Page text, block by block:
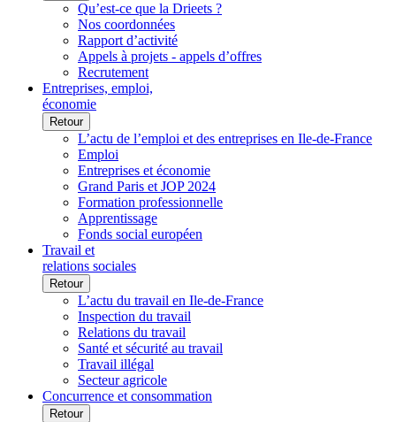
Qu’est-ce que la Drieets ?
Nos coordonnées
Rapport d’activité
Appels à projets - appels d’offres
Recrutement
Entreprises, emploi,
économie
Retour
L’actu de l’emploi et des entreprises en Ile-de-France
Emploi
Entreprises et économie
Grand Paris et JOP 2024
Formation professionnelle
Apprentissage
Fonds social européen
Travail et
relations sociales
Retour
L’actu du travail en Ile-de-France
Inspection du travail
Relations du travail
Santé et sécurité au travail
Travail illégal
Secteur agricole
Concurrence et consommation
Retour